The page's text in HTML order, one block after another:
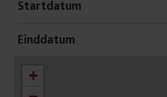
Startdatum
Einddatum
+